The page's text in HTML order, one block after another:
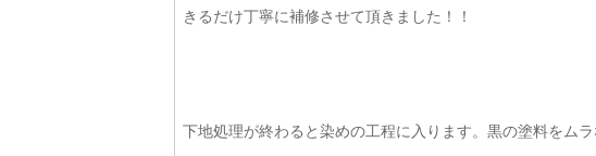
きるだけ丁寧に補修させて頂きました！！
下地処理が終わると染めの工程に入ります。黒の塗料をム